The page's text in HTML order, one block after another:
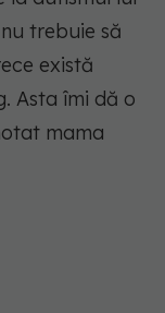
trebuie să
există
Asta îmi dă o
mama